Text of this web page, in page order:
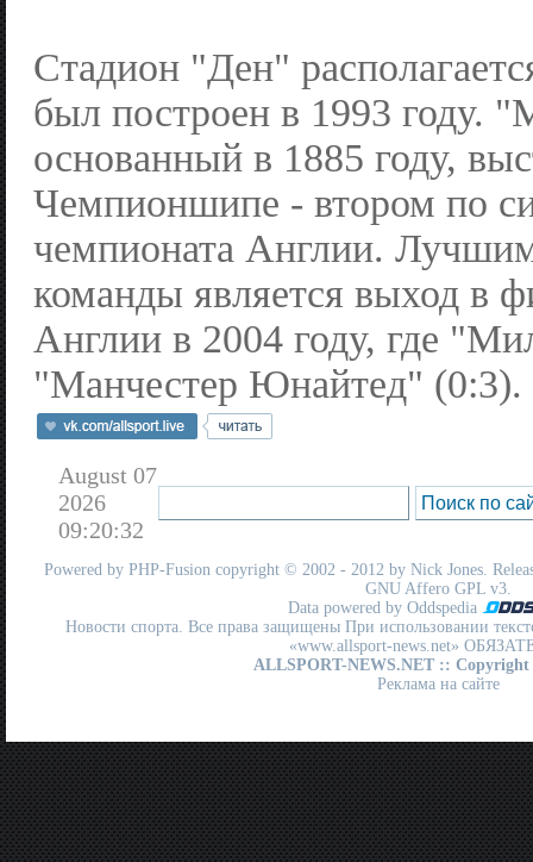
Стадион "Ден"
был построен в 1993 году.
основанный в 1885 году,
Чемпионшипе - втором по
чемпионата Англии.
команды является выход в
Англии в 2004 году, где
"Манчестер Юнайтед" (0:3).
August 07
2026
09:20:32
Powered by PHP-Fusion copyright © 2002 - 2012 by Nick Jones.
GNU Affero GPL v3.
Data powered by Oddspedia
Новости спорта. Все права защищены При использовании
«www.allsport-news.net»
ALLSPORT-NEWS.NET :: Copyright
Реклама на сайте